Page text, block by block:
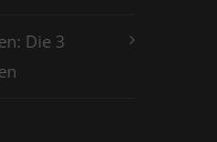
Die 3